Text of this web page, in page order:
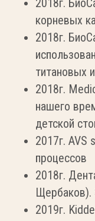
2018г.
корневых
2018г.
титановых
2018г.
нашего
детской
2017г. AVS
процессов
2018г.
Щербаков).
2019г.